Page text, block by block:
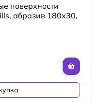
поверхности
абразив 180x30,